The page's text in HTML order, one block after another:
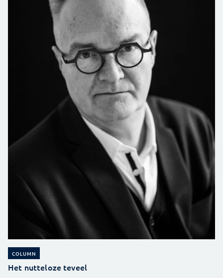
COLUMN
Het nutteloze teveel